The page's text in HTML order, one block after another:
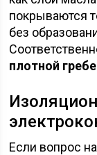
покрываются
без
плотной
Если вопрос